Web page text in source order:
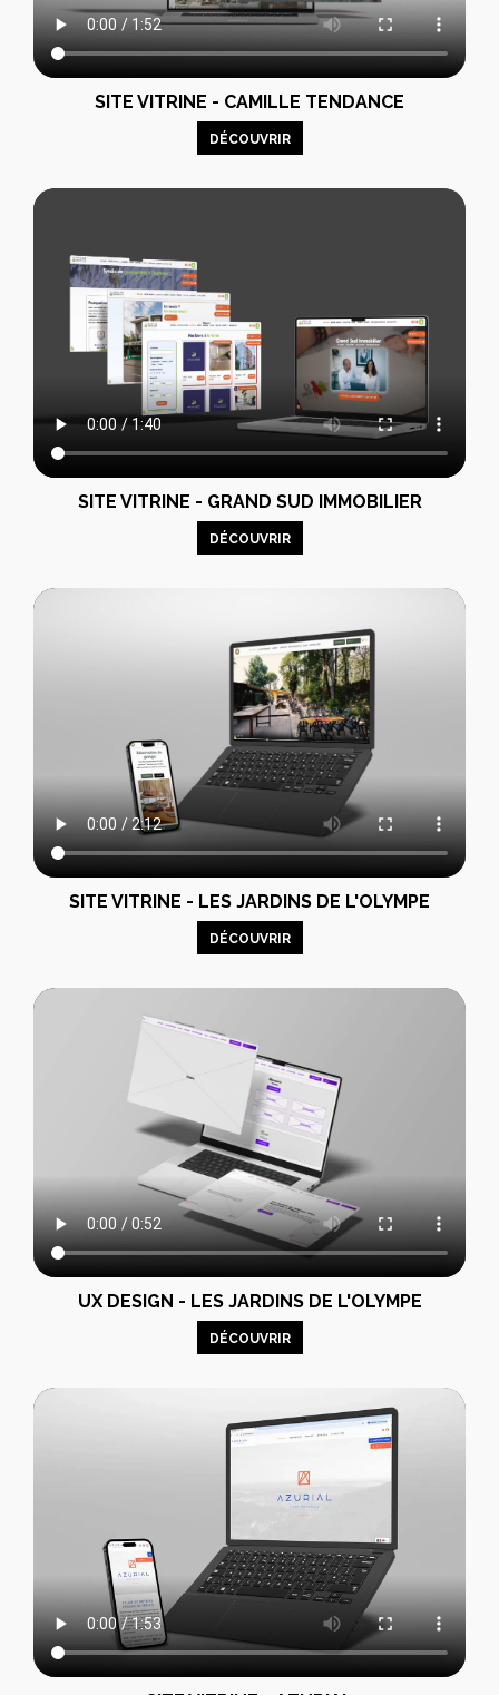
SITE VITRINE - CAMILLE TENDANCE
DÉCOUVRIR
SITE VITRINE - GRAND SUD IMMOBILIER
DÉCOUVRIR
SITE VITRINE - LES JARDINS DE L'OLYMPE
DÉCOUVRIR
UX DESIGN - LES JARDINS DE L'OLYMPE
DÉCOUVRIR